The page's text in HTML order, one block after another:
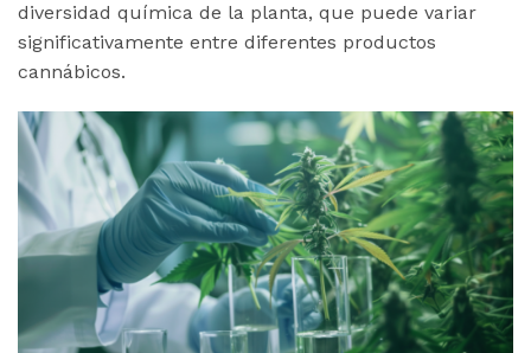
diversidad química de la planta, que puede variar
significativamente entre diferentes productos
cannábicos.